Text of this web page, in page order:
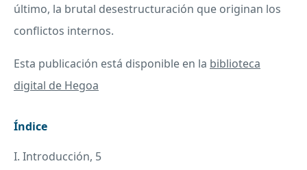
último, la brutal desestructuración que originan los
conflictos internos.
Esta publicación está disponible en la biblioteca
digital de Hegoa
Índice
I. Introducción, 5